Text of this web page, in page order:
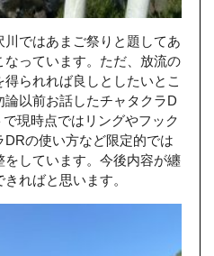
ではあまご祭りと題してあ
なっています。ただ、放流の
られれば良しとしたいとこ
以前お話したチャタクラD
現時点ではリングやフック
の使い方など限定的では
しています。今後内容が纏
ればと思います。